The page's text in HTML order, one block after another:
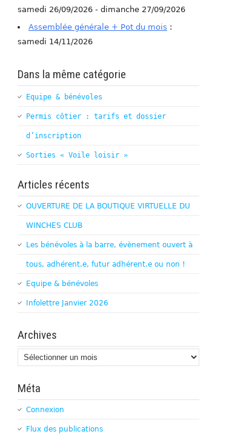
samedi 26/09/2026 - dimanche 27/09/2026
Assemblée générale + Pot du mois :
samedi 14/11/2026
Dans la même catégorie
Equipe & bénévoles
Permis côtier : tarifs et dossier
d’inscription
Sorties « Voile loisir »
Articles récents
OUVERTURE DE LA BOUTIQUE VIRTUELLE DU
WINCHES CLUB
Les bénévoles à la barre, évènement ouvert à
tous, adhérent.e, futur adhérent.e ou non !
Equipe & bénévoles
Infolettre Janvier 2026
Archives
Archives
Méta
Connexion
Flux des publications